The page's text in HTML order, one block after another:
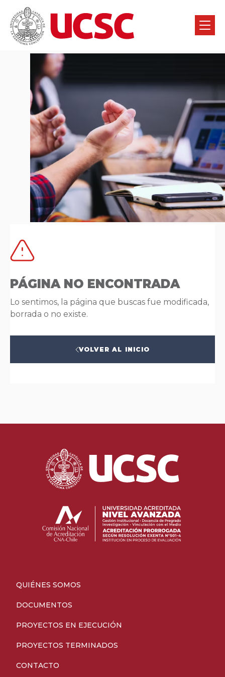
PÁGINA NO ENCONTRADA
Lo sentimos, la página que buscas fue modificada,
borrada o no existe.
VOLVER AL INICIO
QUIÉNES SOMOS
DOCUMENTOS
PROYECTOS EN EJECUCIÓN
PROYECTOS TERMINADOS
CONTACTO